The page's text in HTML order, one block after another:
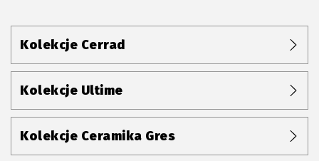
Kolekcje Cerrad
Kolekcje Ultime
Kolekcje Ceramika Gres